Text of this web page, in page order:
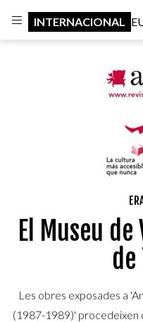
INTERNACIONAL
El Museu
de
Les obres exposades a
(1987-1989)' procedeixen